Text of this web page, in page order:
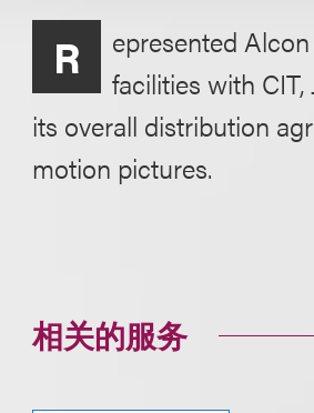
R
epresented
facilities with
its overall distribution
motion pictures.
相关的服务